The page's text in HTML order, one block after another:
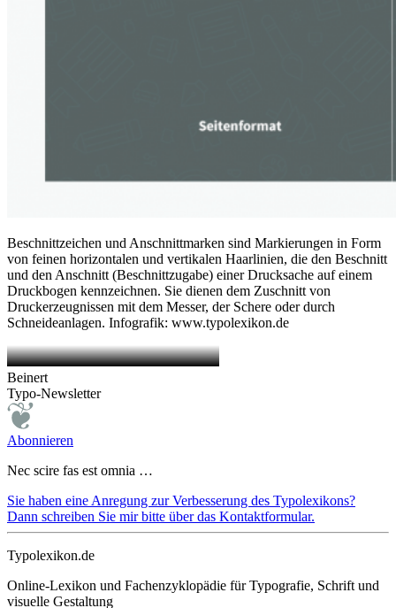
Beschnittzeichen und Anschnittmarken sind Markierungen in Form
von feinen horizontalen und vertikalen Haarlinien, die den Beschnitt
und den Anschnitt (Beschnittzugabe) einer Drucksache auf einem
Druckbogen kennzeichnen. Sie dienen dem Zuschnitt von
Druckerzeugnissen mit dem Messer, der Schere oder durch
Schneideanlagen. Infografik: www.typolexikon.de
Beinert
Typo-Newsletter
Abonnieren
Nec scire fas est omnia …
Sie haben eine Anregung zur Verbesserung des Typolexikons?
Dann schreiben Sie mir bitte über das Kontaktformular.
Typolexikon.de
Online-Lexikon und Fachenzyklopädie für Typografie, Schrift und
visuelle Gestaltung